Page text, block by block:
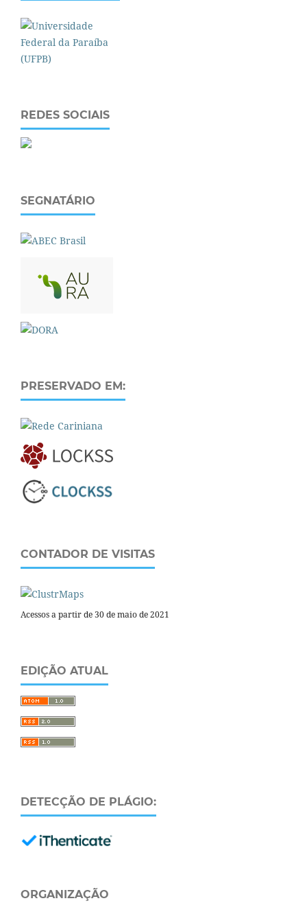
REDES SOCIAIS
SEGNATÁRIO
PRESERVADO EM:
CONTADOR DE VISITAS
Acessos a partir de 30 de maio de 2021
EDIÇÃO ATUAL
DETECÇÃO DE PLÁGIO:
ORGANIZAÇÃO